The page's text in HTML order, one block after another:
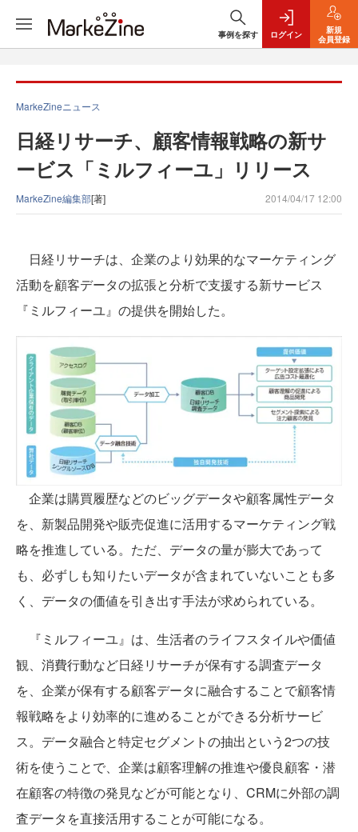
事例を探す ログイン
新規
会員登録
MarkeZineニュース
日経リサーチ、顧客情報戦略の新サ
ービス「ミルフィーユ」リリース
MarkeZine編集部[著] 2014/04/17 12:00
日経リサーチは、企業のより効果的なマーケティング
活動を顧客データの拡張と分析で支援する新サービス
『ミルフィーユ』の提供を開始した。
企業は購買履歴などのビッグデータや顧客属性データ
を、新製品開発や販売促進に活用するマーケティング戦
略を推進している。ただ、データの量が膨大であって
も、必ずしも知りたいデータが含まれていないことも多
く、データの価値を引き出す手法が求められている。
『ミルフィーユ』は、生活者のライフスタイルや価値
観、消費行動など日経リサーチが保有する調査データ
を、企業が保有する顧客データに融合することで顧客情
報戦略をより効率的に進めることができる分析サービ
ス。データ融合と特定セグメントの抽出という2つの技
術を使うことで、企業は顧客理解の推進や優良顧客・潜
在顧客の特徴の発見などが可能となり、CRMに外部の調
査データを直接活用することが可能になる。